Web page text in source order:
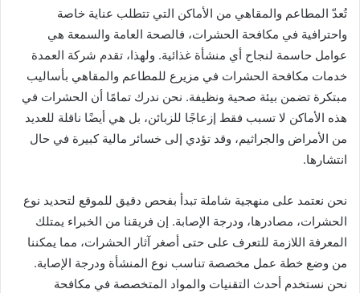
تُعدّ المطاعم والمقاهي من الأماكن التي تتطلب عناية خاصة
واحترافية في مكافحة الحشرات، فالصحة العامة والسمعة هي
عوامل حاسمة لنجاح أي منشأة غذائية. ولهذا، تقدم شركة العمدة
خدمات مكافحة الحشرات في مزيرع للمطاعم والمقاهي بأساليب
مبتكرة تضمن بيئة صحية ونظيفة. نحن ندرك تمامًا أن الحشرات في
هذه الأماكن لا تسبب فقط إزعاجًا للزبائن، بل هي أيضًا ناقلة للعديد
من الأمراض والجراثيم، وقد تؤدي إلى خسائر مالية كبيرة في حال
انتشارها.
نحن نعتمد على منهجية شاملة تبدأ بفحص دقيق للموقع لتحديد نوع
الحشرات، مصادرها، ودرجة الإصابة. إن فريقنا من الخبراء يمتلك
المعرفة اللازمة للتعرف على حتى أصغر آثار الحشرات، مما يمكننا
من وضع خطة عمل مخصصة تناسب نوع المنشأة ودرجة الإصابة.
نحن نستخدم أحدث التقنيات والمواد المتخصصة في مكافحة